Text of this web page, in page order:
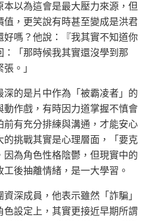
以為這會是最大壓力來源，但
值，更笑說有時甚至變成是洪君
嗎？他說：『我其實不知道你
「那時候我其實還沒學到那
。」
的是片中作為「被霸凌者」的
動作戲，有時因力道掌握不慎會
前有充分排練與溝通，才能安心
挑戰其實是心理層面，「要克
為角色性格陰鬱，但現實中的
後抽離情緒，是一大學習。
深成員，他表示雖然「詐騙」
設定上，其實更接近早期所謂